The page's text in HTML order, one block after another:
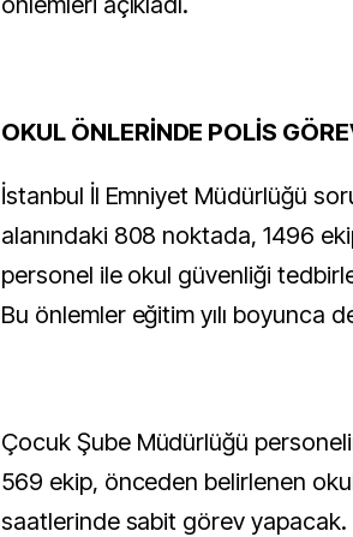
OKUL ÖNLERİNDE POLİS
İstanbul İl Emniyet Müdürlüğü
alanındaki 808 noktada, 1496
personel ile okul güvenliği
Bu önlemler eğitim yılı boyunca
Çocuk Şube Müdürlüğü
569 ekip, önceden belirlenen
saatlerinde sabit görev yapacak.